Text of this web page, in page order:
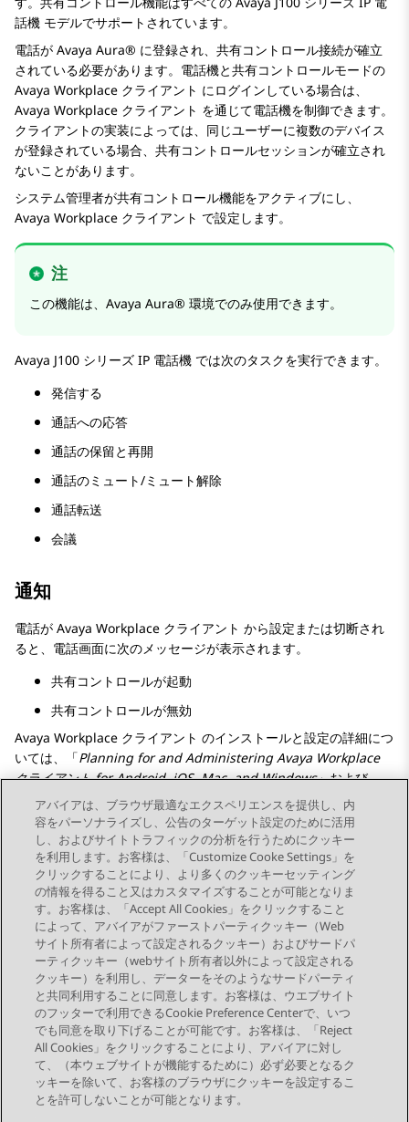
話機 モデルでサポートされています。
電話が Avaya Aura® に登録され、共有コントロール接続が確立
されている必要があります。電話機と共有コントロールモードの
Avaya Workplace クライアント にログインしている場合は、
Avaya Workplace クライアント を通じて電話機を制御できます。
クライアントの実装によっては、同じユーザーに複数のデバイス
が登録されている場合、共有コントロールセッションが確立され
ないことがあります。
システム管理者が共有コントロール機能をアクティブにし、
Avaya Workplace クライアント で設定します。
注
この機能は、 Avaya Aura® 環境でのみ使用できます。
Avaya J100 シリーズ IP 電話機 では次のタスクを実行できます。
発信する
通話への応答
通話の保留と再開
通話のミュート/ミュート解除
通話転送
会議
通知
電話が Avaya Workplace クライアント から設定または切断され
ると、 電話画面に次のメッセージが表示されます。
共有コントロールが起動
共有コントロールが無効
Avaya Workplace クライアント のインストールと設定の詳細につ
いては、「Planning for and AdministeringAvaya Workplace
クライアントfor Android, iOS, Mac, and Windows」および
UsingAndroid 用Avaya Workplace クライアント , iOS, Mac,
and Windows」（https://support.avaya.com/）を参照してくだ
さい。
Send Feedback
トピックナビゲーション
前のトピック 次のトピック
つながりを保つ
アバイアは、ブラウザ最適なエクスペリエンスを提供し、内
容をパーソナライズし、公告のターゲット設定のために活用
し、およびサイトトラフィックの分析を行うためにクッキー
を利用します。お客様は、「Customize Cooke Settings」を
クリックすることにより、より多くのクッキーセッティング
の情報を得ること又はカスタマイズすることが可能となりま
す。お客様は、「Accept All Cookies」をクリックすること
によって、アバイアがファーストパーティクッキー（Web
サイト所有者によって設定されるクッキー）およびサードパ
ーティクッキー（webサイト所有者以外によって設定される
クッキー）を利用し、データーをそのようなサードパーティ
と共同利用することに同意します。お客様は、ウエブサイト
のフッターで利用できるCookie Preference Centerで、いつ
でも同意を取り下げることが可能です。お客様は、「Reject
All Cookies」をクリックすることにより、アバイアに対し
て、（本ウェブサイトが機能するために）必ず必要となるク
ッキーを除いて、お客様のブラウザにクッキーを設定するこ
とを許可しないことが可能となります。